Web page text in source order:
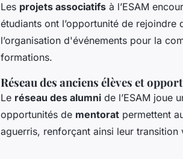
Les projets associatifs à l’ESAM
étudiants ont l’opportunité de
l’organisation d'événements pour la
formations.
Réseau des anciens élèves et
Le réseau des alumni de l’ESAM joue
opportunités de mentorat permettent
aguerris, renforçant ainsi leur